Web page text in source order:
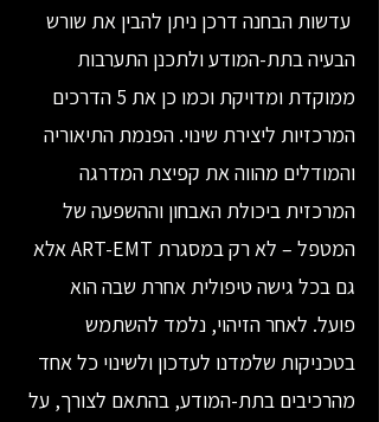
עדשות הבחנה דרכן ניתן להבין את שורש
הבעיה בתת-המודע ולתכנן התערבות
ממוקדת ומדויקת וכמו כן את 5 הדרכים
המרכזיות ליצירת שינוי. הפנמת התיאוריה
והמודלים מהווה את קפיצת המדרגה
המרכזית ביכולת האבחון וההשפעה של
המטפל – לא רק במסגרת ART-EMT אלא
גם בכל גישה טיפולית אחרת שבה הוא
פועל. לאחר הזיהוי, נלמד להשתמש
בטכניקות שלמדנו לעדכון ולשינוי כל אחד
מהרכיבים בתת-המודע, בהתאם לצורך, על